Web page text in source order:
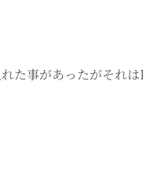
事があったがそれは